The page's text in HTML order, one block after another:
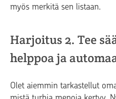
myös merkitä sen listaan.
Harjoitus 2. Tee
helppoa ja
Olet aiemmin tarkastellut